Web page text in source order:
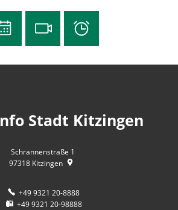
Stadt Kitzingen
Schrannenstraße 1
97318 Kitzingen
+49 9321 20-8888
+49 9321 20-98888